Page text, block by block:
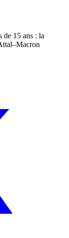
de 15 ans : la